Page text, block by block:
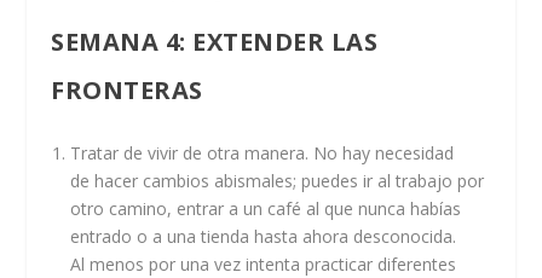
SEMANA 4: EXTENDER LAS
FRONTERAS
Tratar de vivir de otra manera. No hay necesidad
de hacer cambios abismales; puedes ir al trabajo por
otro camino, entrar a un café al que nunca habías
entrado o a una tienda hasta ahora desconocida.
Al menos por una vez intenta practicar diferentes